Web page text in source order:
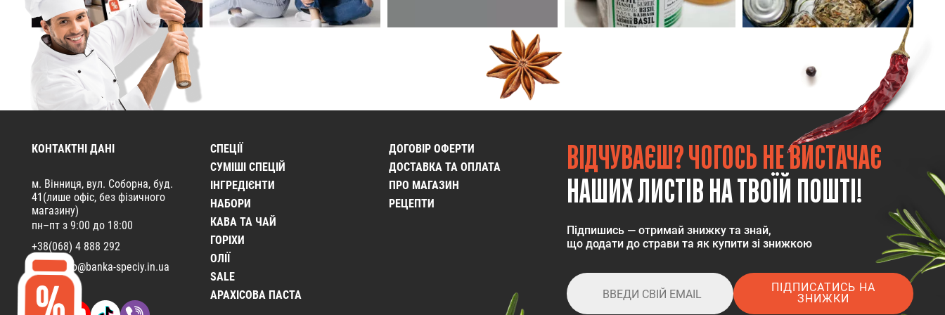
КОНТАКТНІ ДАНІ
м. Вінниця, вул. Соборна, буд.
41(лише офіс, без фізичного
магазину)
пн–пт з 9:00 до 18:00
+38(068) 4 888 292
Email:
info@banka-speciy.in.ua
СПЕЦІЇ
CУМІШІ СПЕЦІЙ
ІНГРЕДІЄНТИ
НАБОРИ
КАВА ТА ЧАЙ
ГОРІХИ
ОЛІЇ
SALE
АРАХІСОВА ПАСТА
ДОГОВІР ОФЕРТИ
ДОСТАВКА ТА ОПЛАТА
ПРО МАГАЗИН
РЕЦЕПТИ
ВІДЧУВАЄШ? ЧОГОСЬ НЕ ВИСТАЧАЄ
НАШИХ ЛИСТІВ НА ТВОЇЙ ПОШТІ!
Підпишись — отримай знижку та знай,
що додати до страви та як купити зі знижкою
ПІДПИСАТИСЬ НА
ЗНИЖКИ